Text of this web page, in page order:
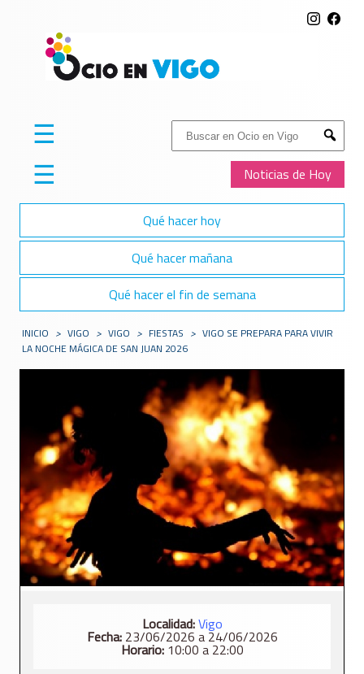
Buscar:
Submit
Noticias de Hoy
☰
☰
Qué hacer hoy
Qué hacer mañana
Qué hacer el fin de semana
INICIO > VIGO > VIGO > FIESTAS > VIGO SE PREPARA PARA VIVIR
LA NOCHE MÁGICA DE SAN JUAN 2026
Localidad:Vigo
Fecha:23/06/2026 a 24/06/2026
Horario:10:00 a 22:00